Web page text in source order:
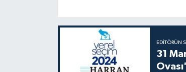
EDITÖRÜN
31